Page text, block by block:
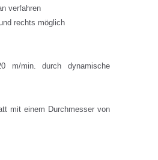
verfahren
rechts möglich
m/min. durch dynamische
mit einem Durchmesser von